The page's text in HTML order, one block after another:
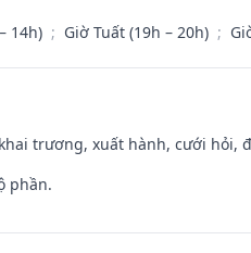
14h) ; Giờ Tuất (19h – 20h) ;
trương, xuất hành, cưới hỏi,
phần.